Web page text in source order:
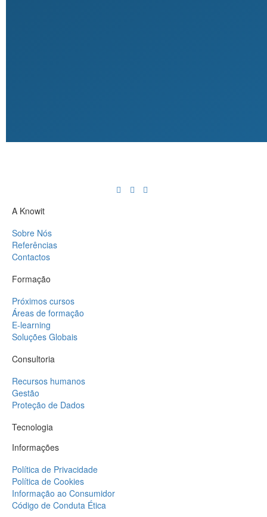
A Knowit
Sobre Nós
Referências
Contactos
Formação
Próximos cursos
Áreas de formação
E-learning
Soluções Globais
Consultoria
Recursos humanos
Gestão
Proteção de Dados
Tecnologia
Informações
Política de Privacidade
Política de Cookies
Informação ao Consumidor
Código de Conduta Ética